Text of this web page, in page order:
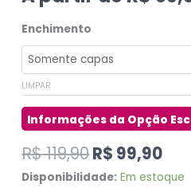
Enchimento
LIMPAR
R$119,90R$ 99,90
Disponibilidade: Em estoque